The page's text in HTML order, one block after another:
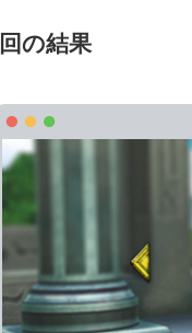
の結果